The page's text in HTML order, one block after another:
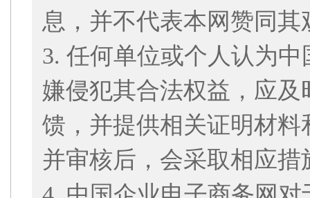
息，并不代表本网赞同
3. 任何单位或个人认为
嫌侵犯其合法权益，应
馈，并提供相关证明材
并审核后，会采取相应措